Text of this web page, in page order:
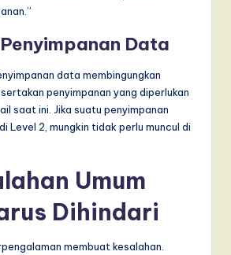
Data
data membingungkan
penyimpanan yang diperlukan
saat ini. Jika suatu penyimpanan
Level 2, mungkin tidak perlu muncul di
Umum
Dihindari
membuat kesalahan.